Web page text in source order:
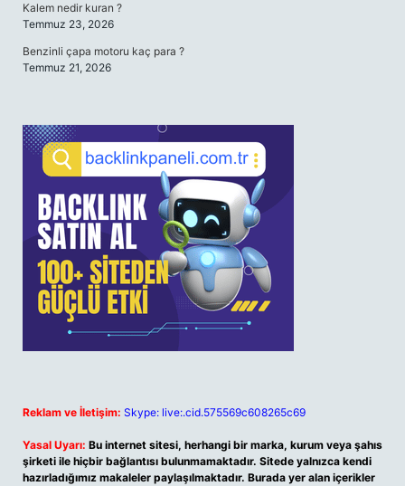
Kalem nedir kuran ?
Temmuz 23, 2026
Benzinli çapa motoru kaç para ?
Temmuz 21, 2026
Reklam ve İletişim: Skype: live:.cid.575569c608265c69
Yasal Uyarı: Bu internet sitesi, herhangi bir marka, kurum veya şahıs
şirketi ile hiçbir bağlantısı bulunmamaktadır. Sitede yalnızca kendi
hazırladığımız makaleler paylaşılmaktadır. Burada yer alan içerikler